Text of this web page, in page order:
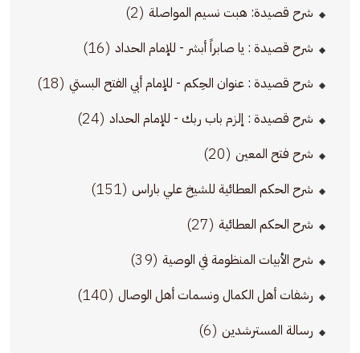
شرح قصيدة: هبت نسيم المواصلة (2)
شرح قصيدة : يا صابراً أبشر - للإمام الحداد (16)
شرح قصيدة : عنوان الحِكم - للإمام أبي الفتح البستي (18)
شرح قصيدة : إلزم باب ربك - للإمام الحداد (24)
شرح فتح المعين (20)
شرح الحكم العطائية للشيخ علي باراس (151)
شرح الحكم العطائية (27)
شرح الأبيات المنظومة في الوصية (39)
رشفات أهل الكمال ونسمات أهل الوصال (140)
رسالة المسترشدين (6)